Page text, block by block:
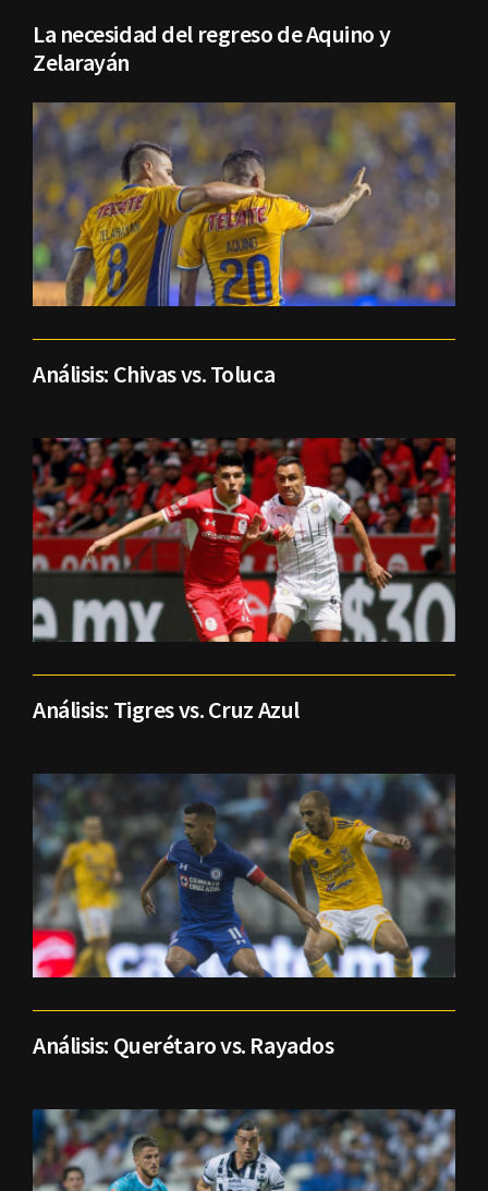
La necesidad del regreso de Aquino y
Zelarayán
Análisis: Chivas vs. Toluca
Análisis: Tigres vs. Cruz Azul
Análisis: Querétaro vs. Rayados